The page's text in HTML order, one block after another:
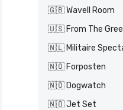
🇬🇧 Wavell Room
🇺🇸 From The
🇳🇱 Militaire
🇳🇴 Forposten
🇳🇴 Dogwatch
🇳🇴 Jet Set